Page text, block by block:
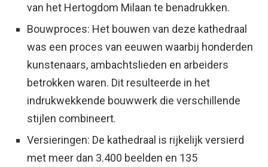
van het Hertogdom Milaan te benadrukken.
Bouwproces: Het bouwen van deze kathedraal
was een proces van eeuwen waarbij honderden
kunstenaars, ambachtslieden en arbeiders
betrokken waren. Dit resulteerde in het
indrukwekkende bouwwerk die verschillende
stijlen combineert.
Versieringen: De kathedraal is rijkelijk versierd
met meer dan 3.400 beelden en 135